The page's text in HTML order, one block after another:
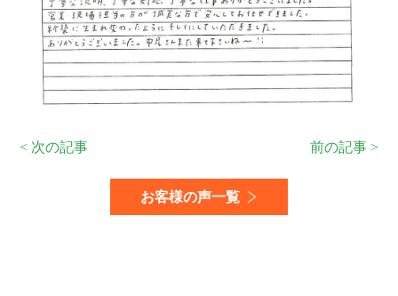
< 次の記事 前の記事 >
お客様の声一覧